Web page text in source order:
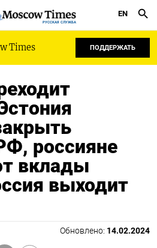
РУССКАЯ СЛУЖБА
EN
Times ПОДДЕРЖАТЬ
россияне
вклады
выходит
Обновлено: 14.02.2024